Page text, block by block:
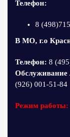
Телефон:
8
В МО, г.о
Телефон: 8
Обслуживание
(926) 001-51-84
Режим работы: